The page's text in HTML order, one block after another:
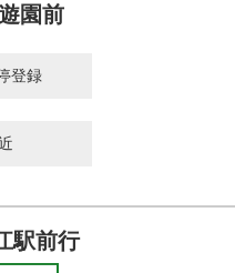
園前
登録
駅前行